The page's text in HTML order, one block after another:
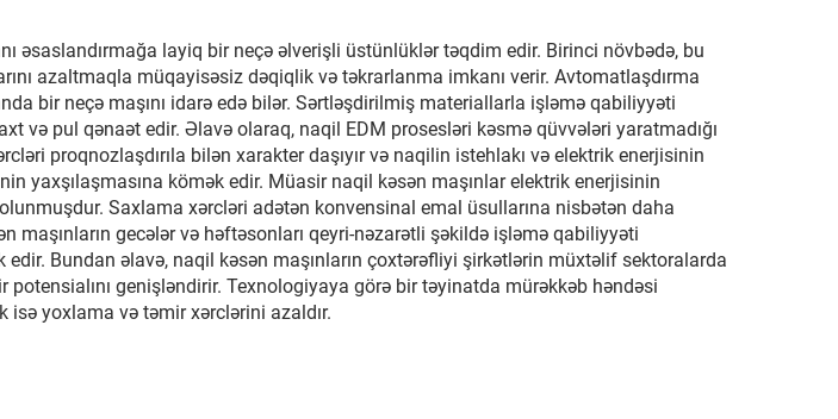
əsaslandırmağa layiq bir neçə əlverişli üstünlüklər təqdim edir. Birinci növbədə, bu
azaltmaqla müqayisəsiz dəqiqlik və təkrarlanma imkanı verir. Avtomatlaşdırma
bir neçə maşını idarə edə bilər. Sərtləşdirilmiş materiallarla işləmə qabiliyyəti
və pul qənaət edir. Əlavə olaraq, naqil EDM prosesləri kəsmə qüvvələri yaratmadığı
proqnozlaşdırıla bilən xarakter daşıyır və naqilin istehlakı və elektrik enerjisinin
yaxşılaşmasına kömək edir. Müasir naqil kəsən maşınlar elektrik enerjisinin
Saxlama xərcləri adətən konvensinal emal üsullarına nisbətən daha
maşınların gecələr və həftəsonları qeyri-nəzarətli şəkildə işləmə qabiliyyəti
Bundan əlavə, naqil kəsən maşınların çoxtərəfliyi şirkətlərin müxtəlif sektoralarda
genişləndirir. Texnologiyaya görə bir təyinatda mürəkkəb həndəsi
isə yoxlama və təmir xərclərini azaldır.